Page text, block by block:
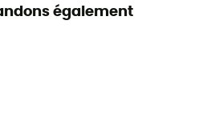
également